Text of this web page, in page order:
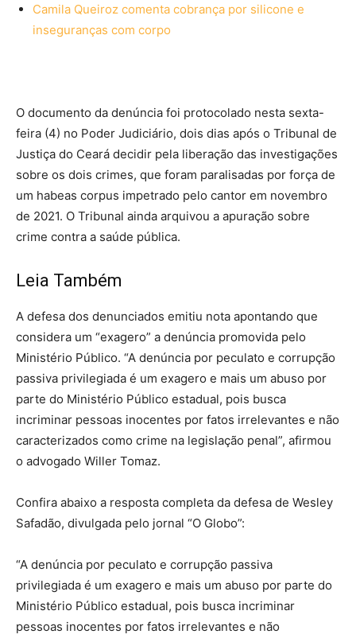
Camila Queiroz comenta cobrança por silicone e
inseguranças com corpo
O documento da denúncia foi protocolado nesta sexta-
feira (4) no Poder Judiciário, dois dias após o Tribunal de
Justiça do Ceará decidir pela liberação das investigações
sobre os dois crimes, que foram paralisadas por força de
um habeas corpus impetrado pelo cantor em novembro
de 2021. O Tribunal ainda arquivou a apuração sobre
crime contra a saúde pública.
Leia Também
A defesa dos denunciados emitiu nota apontando que
considera um “exagero” a denúncia promovida pelo
Ministério Público. “A denúncia por peculato e corrupção
passiva privilegiada é um exagero e mais um abuso por
parte do Ministério Público estadual, pois busca
incriminar pessoas inocentes por fatos irrelevantes e não
caracterizados como crime na legislação penal”, afirmou
o advogado Willer Tomaz.
Confira abaixo a resposta completa da defesa de Wesley
Safadão, divulgada pelo jornal “O Globo”:
“A denúncia por peculato e corrupção passiva
privilegiada é um exagero e mais um abuso por parte do
Ministério Público estadual, pois busca incriminar
pessoas inocentes por fatos irrelevantes e não